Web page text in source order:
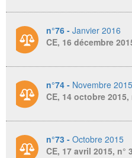
n°76 - Janvier 2016
CE, 16 décembre
n°74 - Novembre 2015
CE, 14 octobre 2015,
n°73 - Octobre 2015
CE, 17 avril 2015, n°